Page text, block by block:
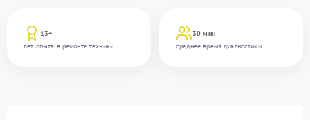
13+
лет опыта в ремонте техники
30 мин
среднее время диагностики